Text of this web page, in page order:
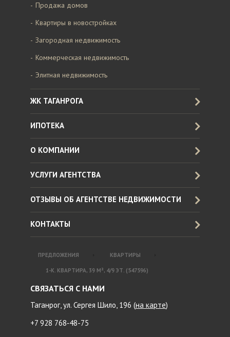
Продажа домов
Квартиры в новостройках
Загородная недвижимость
Коммерческая недвижимость
Элитная недвижимость
ЖК ТАГАНРОГА
ИПОТЕКА
О КОМПАНИИ
УСЛУГИ АГЕНТСТВА
ОТЗЫВЫ ОБ АГЕНТСТВЕ НЕДВИЖИМОСТИ
КОНТАКТЫ
ПРЕДЛОЖЕНИЯ КВАРТИРЫ
1-К. КВАРТИРА, 39 М², 4/9 ЭТ. (547596)
СВЯЗАТЬСЯ С НАМИ
Таганрог, ул. Сергея Шило, 196 (на карте)
+7 928 768‑48-75